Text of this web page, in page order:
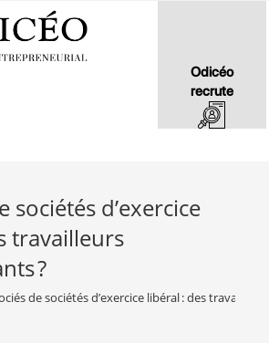
Odicéo
recrute
sociétés d’exercice
travailleurs
?
de sociétés d’exercice libéral : des